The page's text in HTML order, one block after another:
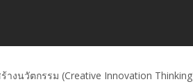
งนวัตกรรม (Creative Innovation